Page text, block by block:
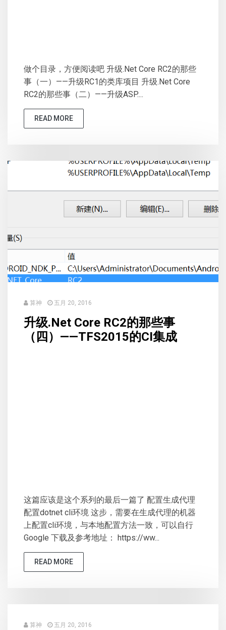
做个目录，方便阅读吧 升级.Net Core RC2的那些
事（一）——升级RC1的类库项目 升级.Net Core
RC2的那些事（二）——升级ASP....
READ MORE
算神 五月 20, 2016
升级.Net Core RC2的那些事
（四）——TFS2015的CI集成
这篇应该是这个系列的最后一篇了 配置生成代理
配置dotnet cli环境 这步，需要在生成代理的机器
上配置cli环境，与本地配置方法一致，可以自行
Google 下载及参考地址： https://ww...
READ MORE
算神 五月 20, 2016